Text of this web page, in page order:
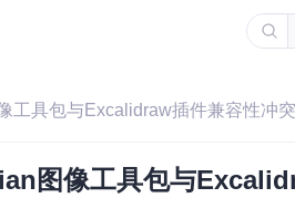
工具包与Excalidraw插件兼容性冲
图像工具包与